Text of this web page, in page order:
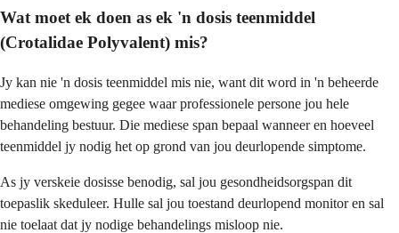
Wat moet ek doen as ek 'n dosis teenmiddel
(Crotalidae Polyvalent) mis?
Jy kan nie 'n dosis teenmiddel mis nie, want dit word in 'n beheerde
mediese omgewing gegee waar professionele persone jou hele
behandeling bestuur. Die mediese span bepaal wanneer en hoeveel
teenmiddel jy nodig het op grond van jou deurlopende simptome.
As jy verskeie dosisse benodig, sal jou gesondheidsorgspan dit
toepaslik skeduleer. Hulle sal jou toestand deurlopend monitor en sal
nie toelaat dat jy nodige behandelings misloop nie.